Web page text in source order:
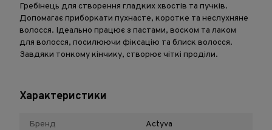
Гребінець для створення гладких хвостів та пучків.
Допомагає приборкати пухнасте, коротке та неслухняне
волосся. Ідеально працює з пастами, воском та лаком
для волосся, посилюючи фіксацію та блиск волосся.
Завдяки тонкому кінчику, створює чіткі проділи.
Характеристики
Бренд Actyva